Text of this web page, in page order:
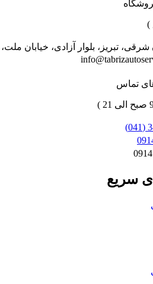
)
شرقی، تبریز، بلوار آزادی، خیابان
تماس
سریع